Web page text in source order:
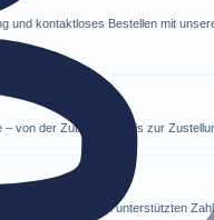
und kontaktloses Bestellen mit
– von der Zubereitung bis zur
mit den wichtigsten unterstützten